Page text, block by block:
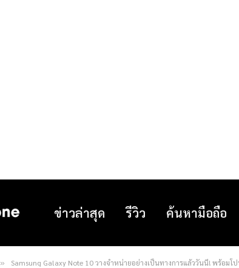
ข่าวล่าสุด รีวิว ค้นหามือถือ
» Samsung Galaxy Note 10 วางจำหน่ายอย่างเป็นทางการแล้ววันนี้! พร้อม